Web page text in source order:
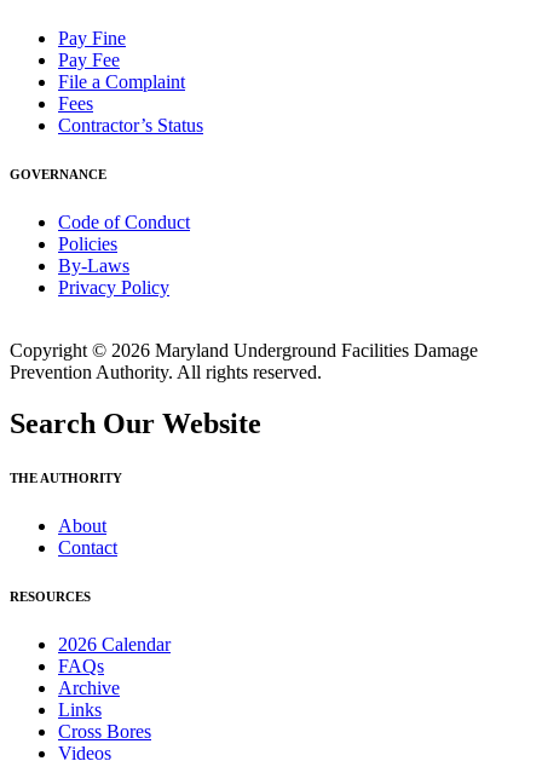
Pay Fine
Pay Fee
File a Complaint
Fees
Contractor’s Status
GOVERNANCE
Code of Conduct
Policies
By-Laws
Privacy Policy
Copyright © 2026 Maryland Underground Facilities Damage
Prevention Authority. All rights reserved.
Search Our Website
THE AUTHORITY
About
Contact
RESOURCES
2026 Calendar
FAQs
Archive
Links
Cross Bores
Videos